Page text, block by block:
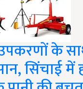
के
सिंचाई में